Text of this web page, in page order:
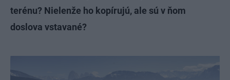
terénu? Nielenže ho kopírujú, ale sú v ňom
doslova vstavané?